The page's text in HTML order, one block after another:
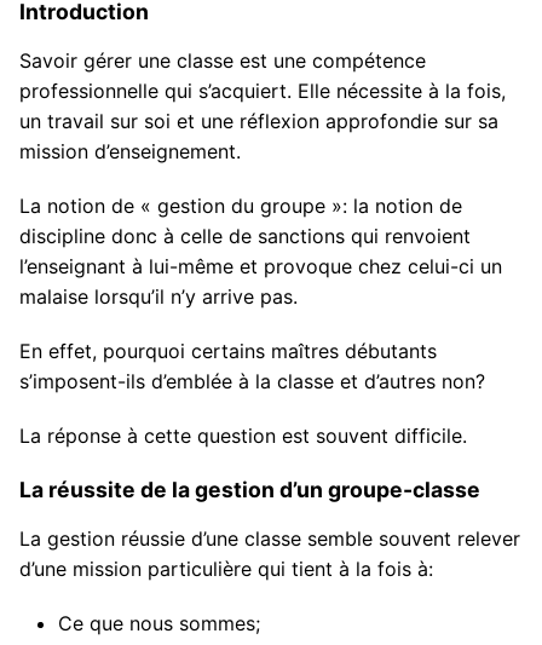
Introduction
Savoir gérer une classe est une compétence
professionnelle qui s’acquiert. Elle nécessite à la fois,
un travail sur soi et une réflexion approfondie sur sa
mission d’enseignement.
La notion de « gestion du groupe »: la notion de
discipline donc à celle de sanctions qui renvoient
l’enseignant à lui-même et provoque chez celui-ci un
malaise lorsqu’il n’y arrive pas.
En effet, pourquoi certains maîtres débutants
s’imposent-ils d’emblée à la classe et d’autres non?
La réponse à cette question est souvent difficile.
La réussite de la gestion d’un groupe-classe
La gestion réussie d’une classe semble souvent relever
d’une mission particulière qui tient à la fois à:
Ce que nous sommes;